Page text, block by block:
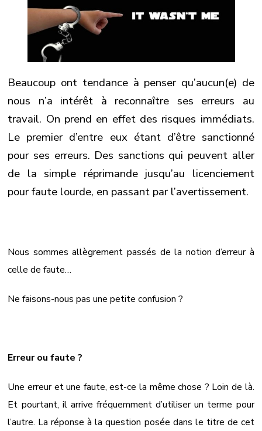
Beaucoup ont tendance à penser qu’aucun(e) de
nous n’a intérêt à reconnaître ses erreurs au
travail. On prend en effet des risques immédiats.
Le premier d’entre eux étant d’être sanctionné
pour ses erreurs. Des sanctions qui peuvent aller
de la simple réprimande jusqu’au licenciement
pour faute lourde, en passant par l’avertissement.
Nous sommes allègrement passés de la notion d’erreur à
celle de faute…
Ne faisons-nous pas une petite confusion ?
Erreur ou faute ?
Une erreur et une faute, est-ce la même chose ? Loin de là.
Et pourtant, il arrive fréquemment d’utiliser un terme pour
l’autre. La réponse à la question posée dans le titre de cet